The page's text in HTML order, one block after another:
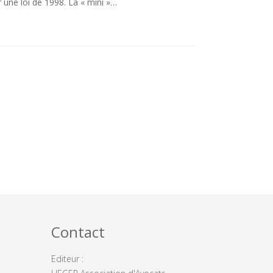
Contact
Editeur :